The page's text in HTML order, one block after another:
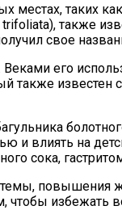
местах, таких
также
свое
его
также
влиять на
сока,
повышения
чтобы